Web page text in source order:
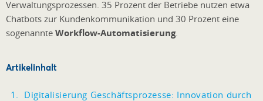
Verwaltungsprozessen. 35 Prozent der Betriebe nutzen etwa
Chatbots zur Kundenkommunikation und 30 Prozent eine
sogenannte Workflow-Automatisierung.
Artikelinhalt
Digitalisierung Geschäftsprozesse: Innovation durch